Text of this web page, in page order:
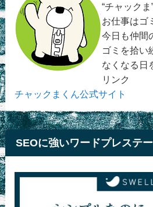
“チャック
お仕事はゴ
今日も仲間
ゴミを拾い
なくなる日
リンク
チャックまくん公式サイト
SEOに強いワードプレステ